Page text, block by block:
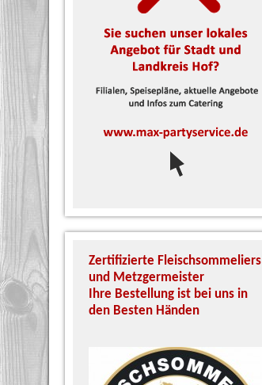
Zertifizierte Fleischsommeliers
und Metzgermeister
Ihre Bestellung ist bei uns in
den Besten Händen